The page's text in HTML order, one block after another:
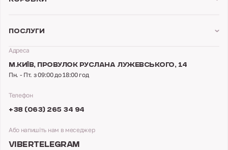
Адреса
М.КИЇВ,ПРОВУЛОК РУСЛАНА ЛУЖЕВСЬКОГО, 14
Пн. - Пт. з 09:00 до 18:00 год
Телефон
+38 (063) 265 34 94
Або напишіть нам в меседжер
VIBERTELEGRAM
Послуги